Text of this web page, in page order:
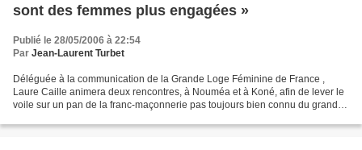
sont des femmes plus engagées »
Publié le 28/05/2006 à 22:54
Par Jean-Laurent Turbet
Déléguée à la communication de la Grande Loge Féminine de France ,
Laure Caille animera deux rencontres, à Nouméa et à Koné, afin de lever le
voile sur un pan de la franc-maçonnerie pas toujours bien connu du grand